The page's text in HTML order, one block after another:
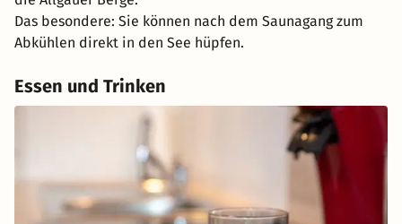
Das besondere: Sie können nach dem Saunagang zum
Abkühlen direkt in den See hüpfen.
Essen und Trinken